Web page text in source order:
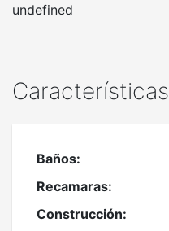
Características
Baños:
Recamaras:
Construcción:
undefined